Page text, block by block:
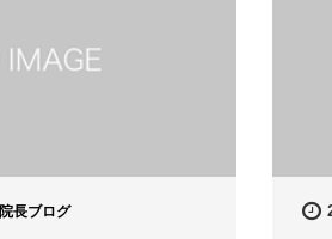
院長ブログ